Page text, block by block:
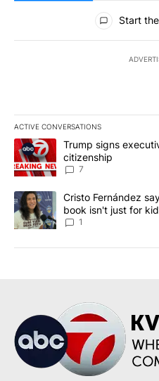
All Comments
Start
ACTIVE CONVERSATIONS
The following is a list of the
A trending article titled
Trump signs
citizenship
7
A trending article titled "Cristo
Cristo Fernández
book isn't just for
1